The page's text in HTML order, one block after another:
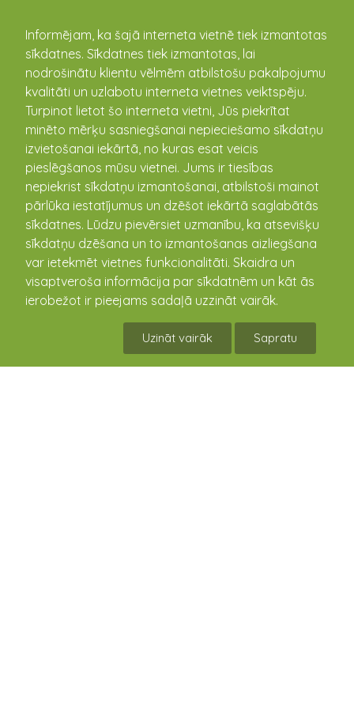
Informējam, ka šajā interneta vietnē tiek izmantotas
sīkdatnes. Sīkdatnes tiek izmantotas, lai
nodrošinātu klientu vēlmēm atbilstošu pakalpojumu
kvalitāti un uzlabotu interneta vietnes veiktspēju.
Turpinot lietot šo interneta vietni, Jūs piekrītat
minēto mērķu sasniegšanai nepieciešamo sīkdatņu
izvietošanai iekārtā, no kuras esat veicis
pieslēgšanos mūsu vietnei. Jums ir tiesības
nepiekrist sīkdatņu izmantošanai, atbilstoši mainot
pārlūka iestatījumus un dzēšot iekārtā saglabātās
sīkdatnes. Lūdzu pievērsiet uzmanību, ka atsevišķu
sīkdatņu dzēšana un to izmantošanas aizliegšana
var ietekmēt vietnes funkcionalitāti. Skaidra un
visaptveroša informācija par sīkdatnēm un kāt ās
ierobežot ir pieejams sadaļā uzzināt vairāk.
Uzināt vairāk Sapratu
kandava.lv
Kandavas pilsētas, Cēres un Kandavas pagastu
pārvalde
Dārza iela 6, Kandava, Tukuma novads, Latvija, LV-3120
(+371) 63182028
www.kandava.lv
Lapas karte
spēcināts ar